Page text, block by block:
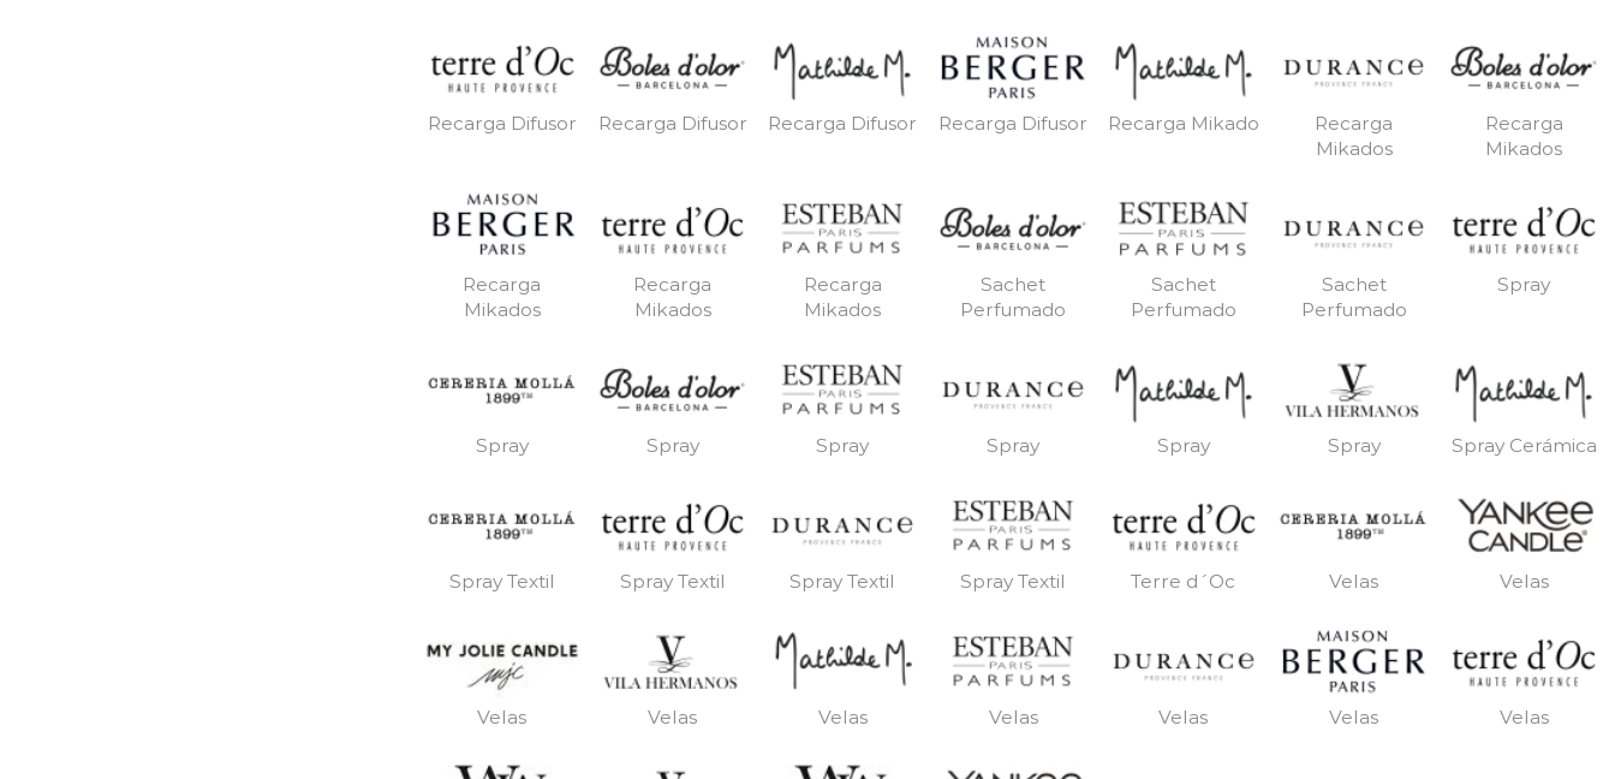
Recarga Difusor Recarga Difusor Recarga Difusor Recarga Difusor Recarga Mikado
Recarga
Mikados
Recarga
Mikados
Recarga
Mikados
Recarga
Mikados
Recarga
Mikados
Sachet
Perfumado
Sachet
Perfumado
Sachet
Perfumado
Spray
Spray Spray Spray Spray Spray Spray Spray Cerámica
Spray Textil Spray Textil Spray Textil Spray Textil Terre d´Oc Velas Velas
Velas Velas Velas Velas Velas Velas Velas